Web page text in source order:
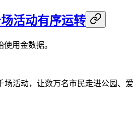
活动有序运转
用金数据。
场活动，让数万名市民走进公园、爱